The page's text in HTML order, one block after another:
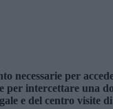
necessarie per
intercettare una
e del centro visite